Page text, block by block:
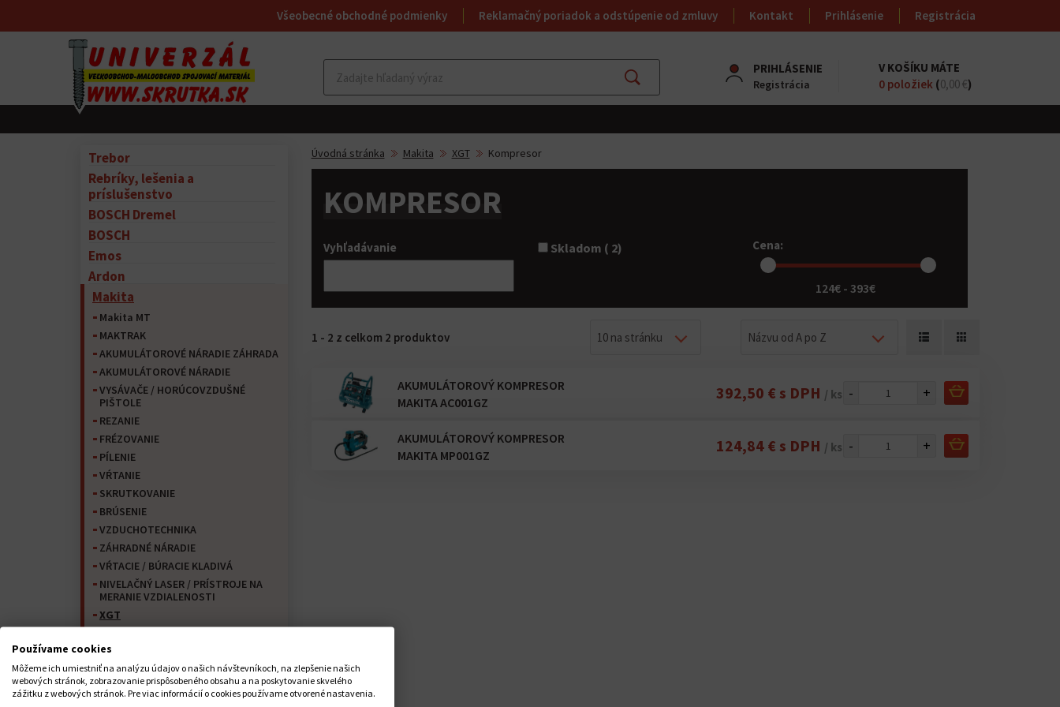
Všeobecné obchodné podmienky Reklamačný poriadok a odstúpenie od zmluvy Kontakt Prihlásenie Registrácia
Hľadať
PRIHLÁSENIE
Registrácia
V KOŠÍKU MÁTE
0 položiek (0,00 €)
Trebor
Rebríky, lešenia a
príslušenstvo
BOSCH Dremel
BOSCH
Emos
Ardon
Makita
Makita MT
MAKTRAK
AKUMULÁTOROVÉ NÁRADIE ZÁHRADA
AKUMULÁTOROVÉ NÁRADIE
VYSÁVAČE / HORÚCOVZDUŠNÉ
PIŠTOLE
REZANIE
FRÉZOVANIE
PÍLENIE
VŔTANIE
SKRUTKOVANIE
BRÚSENIE
VZDUCHOTECHNIKA
ZÁHRADNÉ NÁRADIE
VŔTACIE / BÚRACIE KLADIVÁ
NIVELAČNÝ LASER / PRÍSTROJE NA
MERANIE VZDIALENOSTI
XGT
Vysokotlaký čistič
Frézovanie
Úvodná stránka Makita XGT Kompresor
KOMPRESOR
Vyhľadávanie Skladom ( 2) Cena:
124€ - 393€
1 - 2 z celkom 2 produktov 10 na stránku Názvu od A po Z
AKUMULÁTOROVÝ KOMPRESOR
MAKITA AC001GZ
392,50 € s DPH / ks - +
AKUMULÁTOROVÝ KOMPRESOR
MAKITA MP001GZ
124,84 € s DPH / ks - +
Používame cookies
Môžeme ich umiestniť na analýzu údajov o našich návštevníkoch, na zlepšenie našich
webových stránok, zobrazovanie prispôsobeného obsahu a na poskytovanie skvelého
zážitku z webových stránok. Pre viac informácií o cookies používame otvorené nastavenia.